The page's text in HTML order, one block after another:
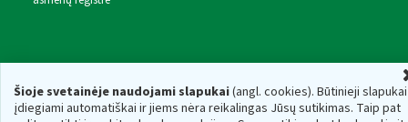
Šioje svetainėje naudojami slapukai(angl. cookies). Būtinieji slapukai
įdiegiami automatiškai ir jiems nėra reikalingas Jūsų sutikimas. Taip pat